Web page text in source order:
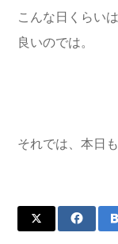
こんな日くらい
良いのでは。
それでは、本日